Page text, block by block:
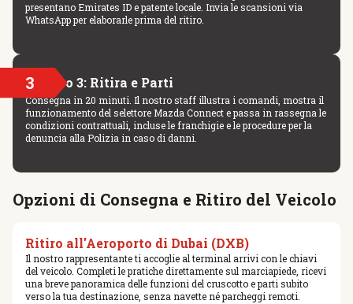
presentano Emirates ID e patente locale. Invia le scansioni via
WhatsApp per elaborarle prima del ritiro.
3 Passo 3: Ritira e Parti
Consegna in 20 minuti. Il nostro staff illustra i comandi, mostra il
funzionamento del selettore Mazda Connect e passa in rassegna le
condizioni contrattuali, incluse le franchigie e le procedure per la
denuncia alla Polizia in caso di danni.
Opzioni di Consegna e Ritiro del Veicolo
Ritiro all'Aeroporto di Dubai (DXB)
Il nostro rappresentante ti accoglie al terminal arrivi con le chiavi
del veicolo. Completi le pratiche direttamente sul marciapiede, ricevi
una breve panoramica delle funzioni del cruscotto e parti subito
verso la tua destinazione, senza navette né parcheggi remoti.